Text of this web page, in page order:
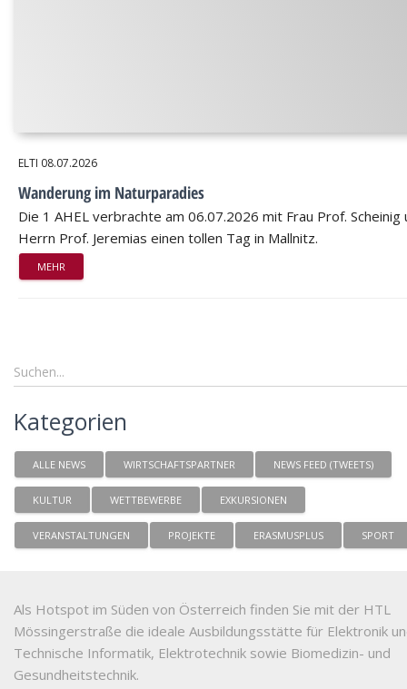
ELTI 08.07.2026
Wanderung im Naturparadies
Die 1 AHEL verbrachte am 06.07.2026 mit Frau Prof. Scheinig
Herrn Prof. Jeremias einen tollen Tag in Mallnitz.
MEHR
Kategorien
ALLE NEWS WIRTSCHAFTSPARTNER NEWS FEED (TWEETS)
KULTUR WETTBEWERBE EXKURSIONEN
VERANSTALTUNGEN PROJEKTE ERASMUSPLUS SPORT
Als Hotspot im Süden von Österreich finden Sie mit der HTL
Mössingerstraße die ideale Ausbildungsstätte für Elektronik
Technische Informatik, Elektrotechnik sowie Biomedizin- und
Gesundheitstechnik.